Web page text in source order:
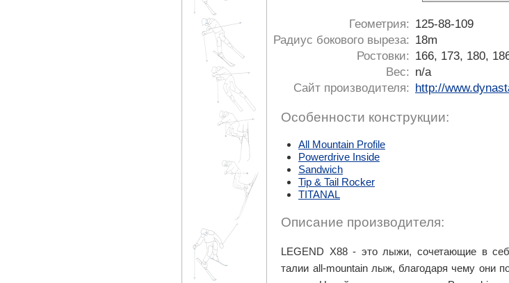
Геометрия:
125-88-109
Радиус бокового выреза:
18m
Ростовки:
166, 173, 180,
Вес:
n/a
Сайт производителя:
http://
Особенности конструкции:
All Mountain Profile
Powerdrive Inside
Sandwich
Tip & Tail Rocker
TITANAL
Описание производителя:
LEGEND X88 - это лыжи, сочетающие в
талии all-mountain лыж, благодаря чему они